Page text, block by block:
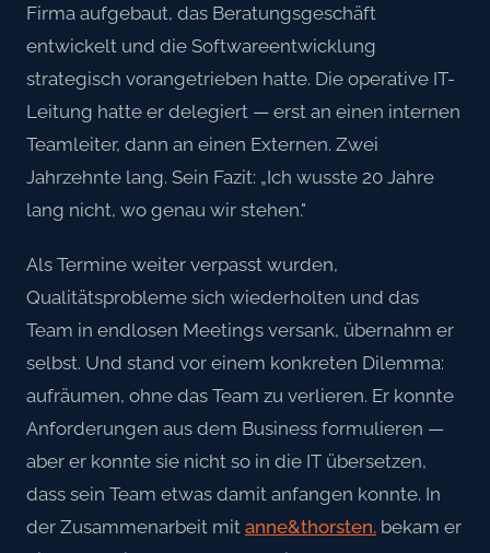
Firma aufgebaut, das Beratungsgeschäft
entwickelt und die Softwareentwicklung
strategisch vorangetrieben hatte. Die operative IT-
Leitung hatte er delegiert — erst an einen internen
Teamleiter, dann an einen Externen. Zwei
Jahrzehnte lang. Sein Fazit: „Ich wusste 20 Jahre
lang nicht, wo genau wir stehen."
Als Termine weiter verpasst wurden,
Qualitätsprobleme sich wiederholten und das
Team in endlosen Meetings versank, übernahm er
selbst. Und stand vor einem konkreten Dilemma:
aufräumen, ohne das Team zu verlieren. Er konnte
Anforderungen aus dem Business formulieren —
aber er konnte sie nicht so in die IT übersetzen,
dass sein Team etwas damit anfangen konnte. In
der Zusammenarbeit mit anne&thorsten. bekam er